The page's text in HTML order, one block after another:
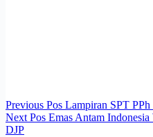
Previous Pos Lampiran SPT
Next Pos Emas Antam
DJP